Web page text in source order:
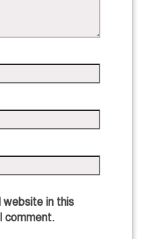
website in this
comment.